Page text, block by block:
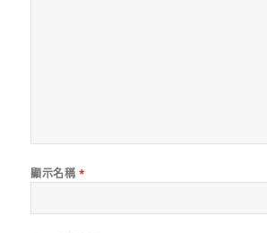
顯示名稱 *